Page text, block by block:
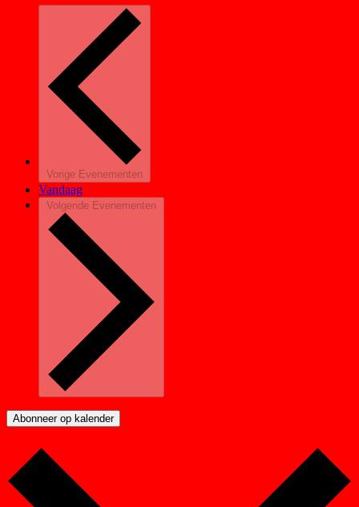
Vorige Evenementen
Vandaag
Volgende Evenementen
Abonneer op kalender